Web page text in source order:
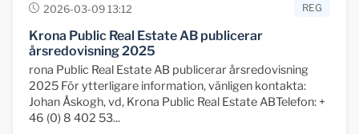
2026-03-09 13:12 REG
Krona Public Real Estate AB publicerar
årsredovisning 2025
rona Public Real Estate AB publicerar årsredovisning
2025 För ytterligare information, vänligen kontakta:
Johan Åskogh, vd, Krona Public Real Estate ABTelefon: +
46 (0) 8 402 53...